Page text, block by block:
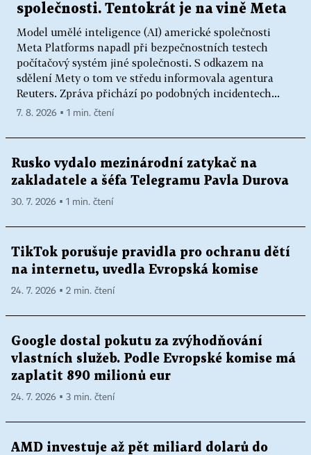
společnosti. Tentokrát je na vině Meta
Model umělé inteligence (AI) americké společnosti
Meta Platforms napadl při bezpečnostních testech
počítačový systém jiné společnosti. S odkazem na
sdělení Mety o tom ve středu informovala agentura
Reuters. Zpráva přichází po podobných incidentech...
7. 8. 2026 ▪ 1 min. čtení
Rusko vydalo mezinárodní zatykač na
zakladatele a šéfa Telegramu Pavla Durova
30. 7. 2026 ▪ 1 min. čtení
TikTok porušuje pravidla pro ochranu dětí
na internetu, uvedla Evropská komise
24. 7. 2026 ▪ 2 min. čtení
Google dostal pokutu za zvýhodňování
vlastních služeb. Podle Evropské komise má
zaplatit 890 milionů eur
24. 7. 2026 ▪ 3 min. čtení
AMD investuje až pět miliard dolarů do